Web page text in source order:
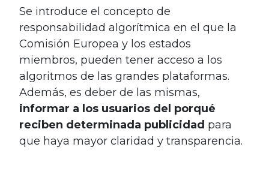
Se introduce el concepto de
responsabilidad algorítmica en el que la
Comisión Europea y los estados
miembros, pueden tener acceso a los
algoritmos de las grandes plataformas.
Además, es deber de las mismas,
informar a los usuarios del porqué
reciben determinada publicidad para
que haya mayor claridad y transparencia.